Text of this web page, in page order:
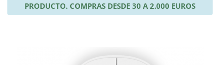
PRODUCTO. COMPRAS DESDE 30 A 2.000 EUROS